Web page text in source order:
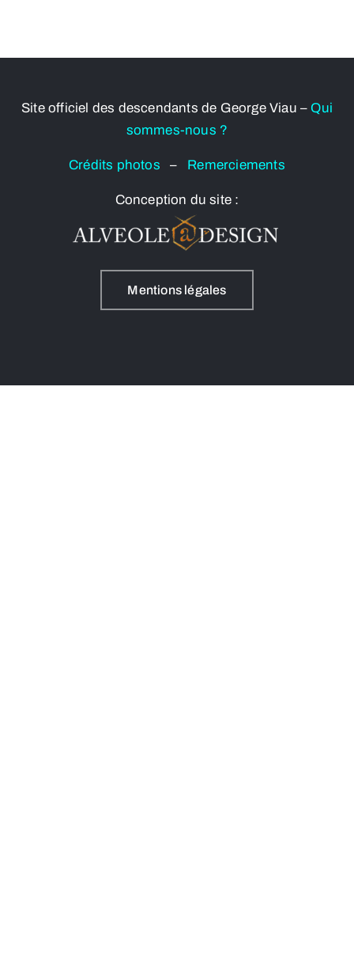
Site officiel des descendants de George Viau – Qui
sommes-nous ?
Crédits photos– Remerciements
Conception du site :
Mentions légales